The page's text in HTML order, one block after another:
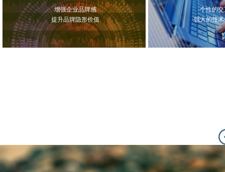
增强企业品牌感
提升品牌隐形价值
个性的
强大的技